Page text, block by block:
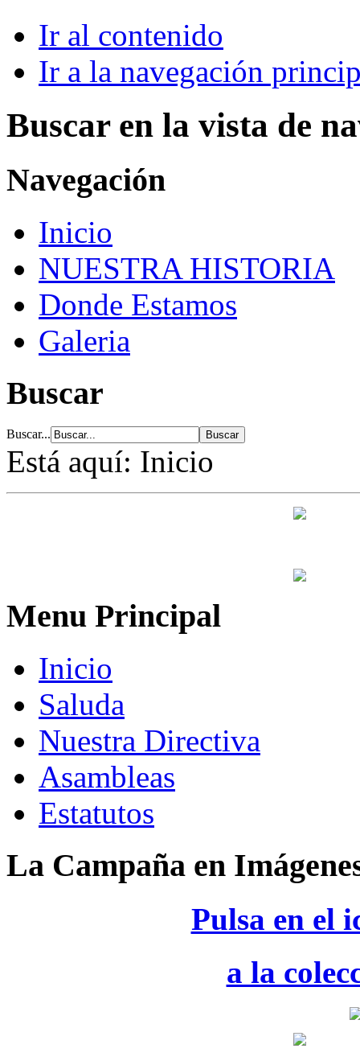
Ir al contenido
Ir a la navegación
Buscar en la vista de
Navegación
Inicio
NUESTRA HISTORIA
Donde Estamos
Galeria
Buscar
Buscar...
Está aquí: Inicio
Menu Principal
Inicio
Saluda
Nuestra Directiva
Asambleas
Estatutos
La Campaña en
Pulsa en el
a la